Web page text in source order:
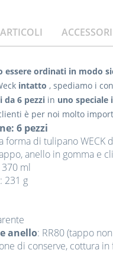
ACCESSORI
essere ordinati in modo
intatto , spediamo i
da 6 pezzi in uno speciale
è per noi molto
6 pezzi
forma di tulipano WECK
anello in gomma e
370 ml
: 231 g
anello: RR80 (tappo
di conserve, cottura